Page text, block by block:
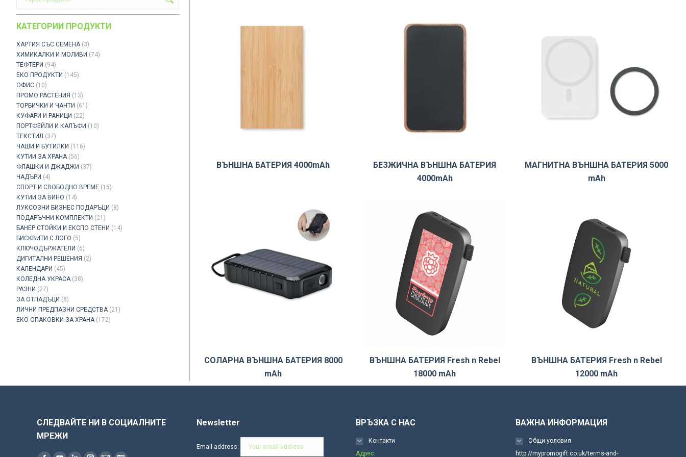
ВЪНШНА БАТЕРИЯ 4000mAh
БЕЗЖИЧНА ВЪНШНА БАТЕРИЯ
4000mAh
МАГНИТНА ВЪНШНА БАТЕРИЯ 5000
mAh
СОЛАРНА ВЪНШНА БАТЕРИЯ 8000
mAh
ВЪНШНА БАТЕРИЯ Fresh n Rebel
18000 mAh
ВЪНШНА БАТЕРИЯ Fresh n Rebel
12000 mAh
КАТЕГОРИИ ПРОДУКТИ
ХАРТИЯ СЪС СЕМЕНА (3)
ХИМИКАЛКИ И МОЛИВИ (74)
ТЕФТЕРИ (94)
ЕКО ПРОДУКТИ (145)
ОФИС (10)
ПРОМО РАСТЕНИЯ (13)
ТОРБИЧКИ И ЧАНТИ (61)
КУФАРИ И РАНИЦИ (22)
ПОРТФЕЙЛИ И КАЛЪФИ (10)
ТЕКСТИЛ (37)
ЧАШИ И БУТИЛКИ (116)
КУТИИ ЗА ХРАНА (56)
ФЛАШКИ И ДЖАДЖИ (37)
ЧАДЪРИ (4)
СПОРТ И СВОБОДНО ВРЕМЕ (15)
КУТИИ ЗА ВИНО (14)
ЛУКСОЗНИ БИЗНЕС ПОДАРЪЦИ (8)
ПОДАРЪЧНИ КОМПЛЕКТИ (21)
БАНЕР СТОЙКИ И ЕКСПО СТЕНИ (14)
БИСКВИТИ С ЛОГО (5)
КЛЮЧОДЪРЖАТЕЛИ (6)
ДИГИТАЛНИ РЕШЕНИЯ (2)
КАЛЕНДАРИ (45)
КОЛЕДНА УКРАСА (38)
РАЗНИ (27)
ЗА ОТПАДЪЦИ (8)
ЛИЧНИ ПРЕДПАЗНИ СРЕДСТВА (21)
ЕКО ОПАКОВКИ ЗА ХРАНА (172)
СЛЕДВАЙТЕ НИ В СОЦИАЛНИТЕ
МРЕЖИ
Find us on:
Newsletter
Email address:
ВРЪЗКА С НАС
Контакти
Адрес:
ВАЖНА ИНФОРМАЦИЯ
Общи условия
http://mypromogift.co.uk/terms-and-